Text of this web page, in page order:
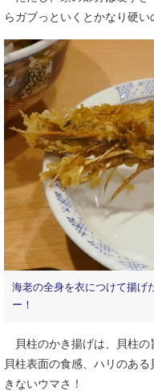
らガブっといくとかなり硬い
海老の全身を衣につけて揚げ
ー！
貝柱のかき揚げは、貝柱の
貝柱表面の食感、ハリのあ
きないウマさ！